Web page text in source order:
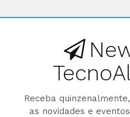
Receba
as novidades e